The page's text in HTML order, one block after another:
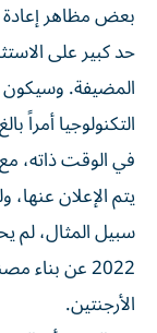
بعض مظاهر إعادة
حد كبير على
المضيفة. وسيكون
التكنولوجيا أمراً
في الوقت ذاته،
يتم الإعلان
سبيل المثال، لم
الأرجنتين.